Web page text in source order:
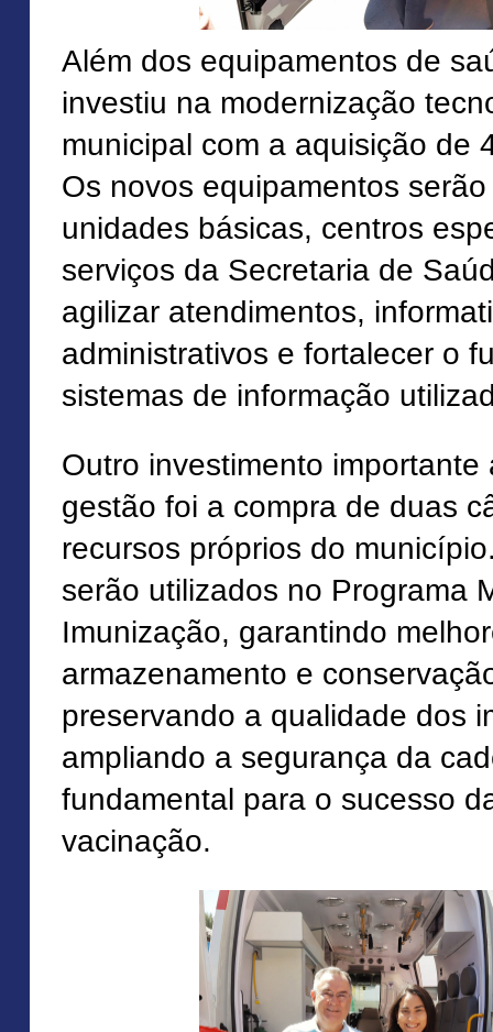
Além dos equipamentos de
investiu na modernização
municipal com a aquisição de
Os novos equipamentos
unidades básicas, centros
serviços da Secretaria de
agilizar atendimentos,
administrativos e fortalecer o
sistemas de informação
Outro investimento
gestão foi a compra de duas
recursos próprios do
serão utilizados no Programa
Imunização, garantindo
armazenamento e
preservando a qualidade dos
ampliando a segurança da
fundamental para o sucesso
vacinação.